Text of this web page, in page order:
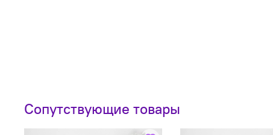
Сопутствующие товары